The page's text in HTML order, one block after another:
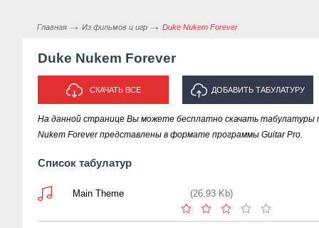
Главная Из фильмов и игр Duke Nukem Forever
Duke Nukem Forever
СКАЧАТЬ ВСЕ ДОБАВИТЬ ТАБУЛАТУРУ
ИСПОЛНИТЕЛЯ "DUKE NUKEM
На данной странице Вы можете бесплатно скачать табулатуры
Nukem Forever представлены в формате программы Guitar Pro.
Список табулатур
Main Theme (26.93 Kb)